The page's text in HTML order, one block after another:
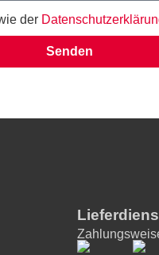
der
Senden